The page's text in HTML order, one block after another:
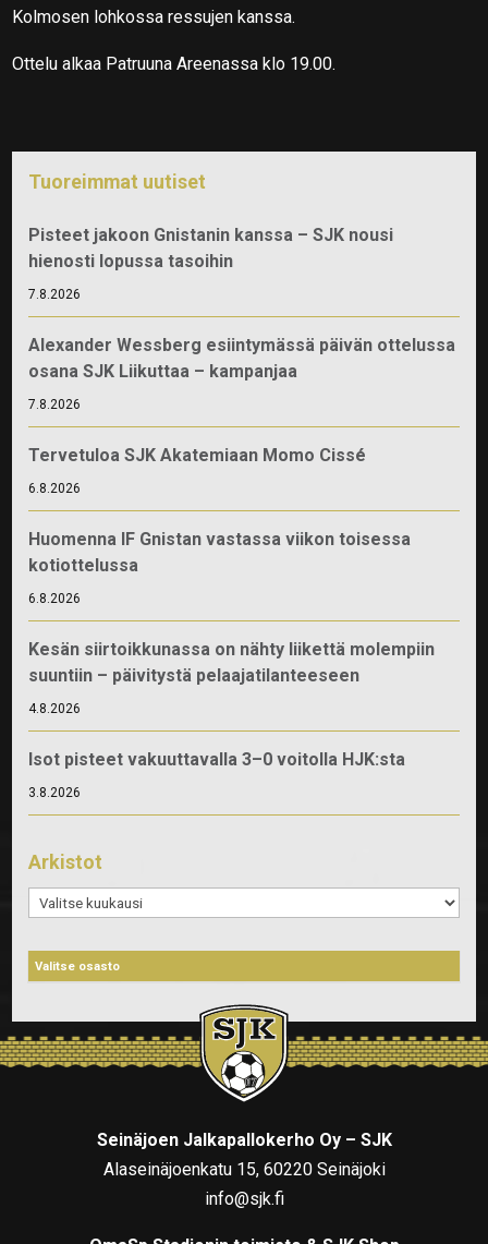
Kolmosen lohkossa ressujen kanssa.
Ottelu alkaa Patruuna Areenassa klo 19.00.
Tuoreimmat uutiset
Pisteet jakoon Gnistanin kanssa – SJK nousi
hienosti lopussa tasoihin
7.8.2026
Alexander Wessberg esiintymässä päivän ottelussa
osana SJK Liikuttaa – kampanjaa
7.8.2026
Tervetuloa SJK Akatemiaan Momo Cissé
6.8.2026
Huomenna IF Gnistan vastassa viikon toisessa
kotiottelussa
6.8.2026
Kesän siirtoikkunassa on nähty liikettä molempiin
suuntiin – päivitystä pelaajatilanteeseen
4.8.2026
Isot pisteet vakuuttavalla 3–0 voitolla HJK:sta
3.8.2026
Arkistot
Arkistot
Seinäjoen Jalkapallokerho Oy – SJK
Alaseinäjoenkatu 15, 60220 Seinäjoki
info@sjk.fi